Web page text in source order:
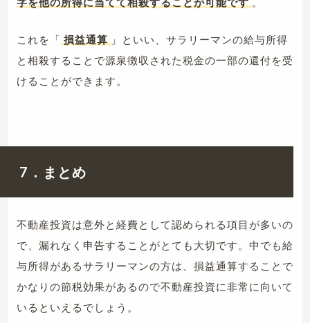
これを「 損益通算 」といい、サラリーマンの給与所得
と相殺することで源泉徴収された税金の一部の還付を受
けることができます。
7．まとめ
不動産投資は意外と経費として認められる項目が多いの
で、漏れなく申告することがとても大切です。中でも給
与所得があるサラリーマンの方は、損益通算することで
かなりの節税効果があるので不動産投資に非常に向いて
いるといえるでしょう。